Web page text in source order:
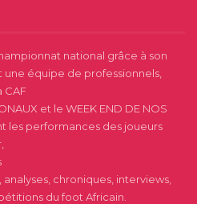
national grâce à son
équipe de professionnels,
CAF
et le WEEK END DE NOS
les performances des joueurs
chroniques, interviews,
du foot Africain.